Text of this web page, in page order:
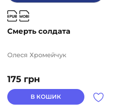
Смерть солдата
175 грн
Олеся Хромейчук
В КОШИК